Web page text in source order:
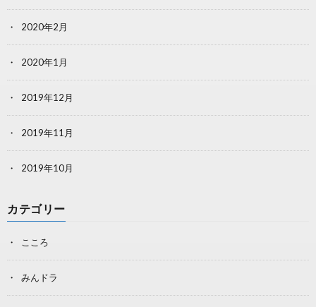
2020年2月
2020年1月
2019年12月
2019年11月
2019年10月
カテゴリー
こころ
みんドラ